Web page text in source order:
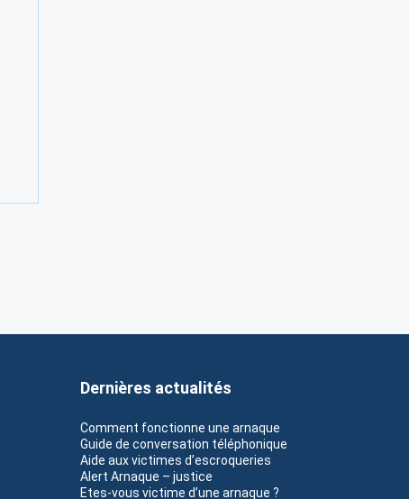
Dernières actualités
Comment fonctionne une arnaque
Guide de conversation téléphonique
Aide aux victimes d’escroqueries
Alert Arnaque – justice
Etes-vous victime d’une arnaque ?